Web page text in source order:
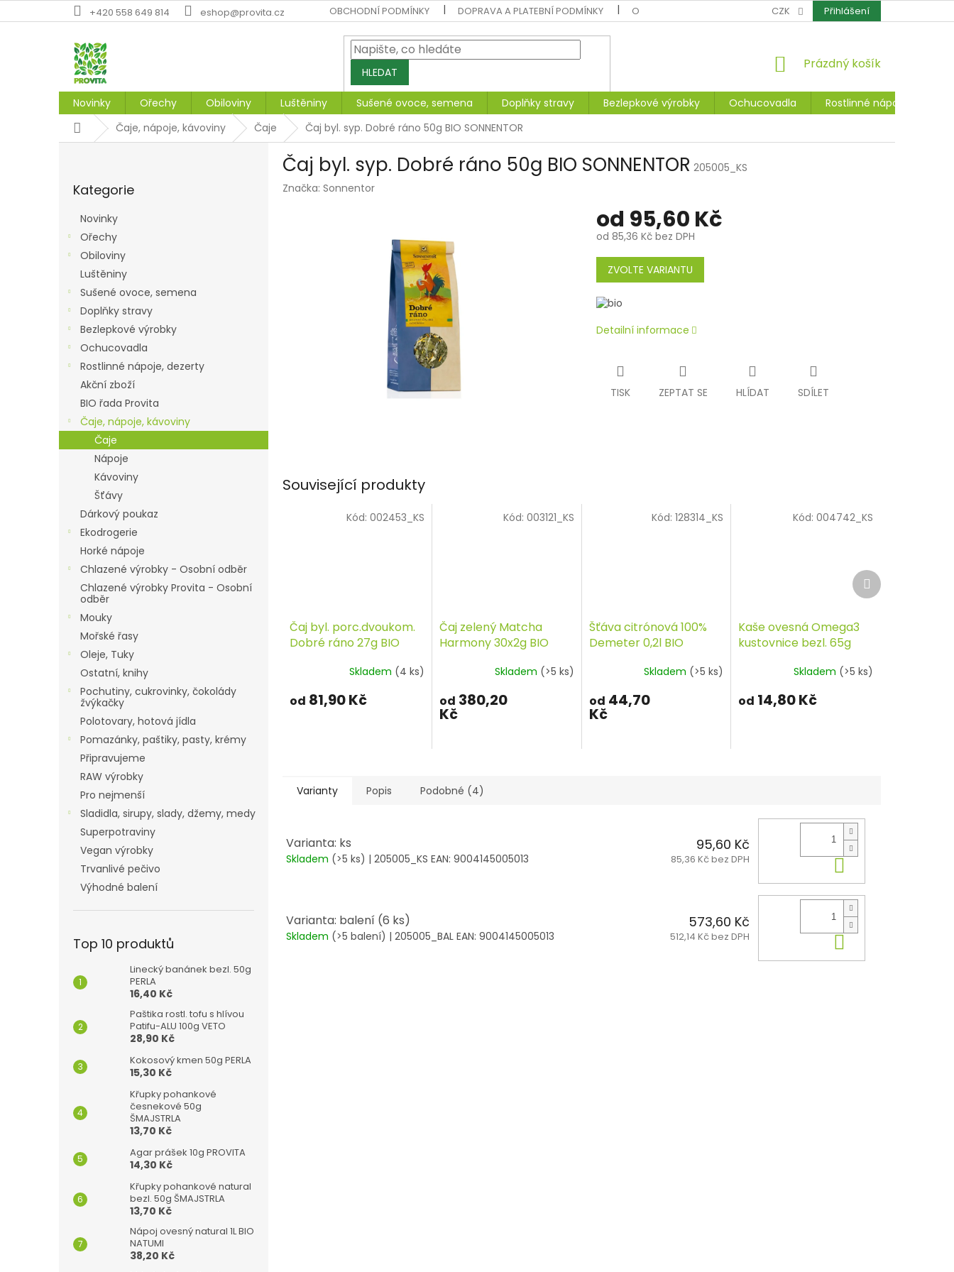
na
+420 558 649 814 eshop@provita.cz OBCHODNÍ PODMÍNKY DOPRAVA A PLATEBNÍ PODMÍNKY OCHRANA OSOBNÍCH ÚDAJŮ CERTIFIKÁTY
CZK Přihlášení
HLEDAT
NÁKUPNÍ
Prázdný košík
Novinky Ořechy Obiloviny Luštěniny Sušené ovoce, semena Doplňky stravy Bezlepkové výrobky Ochucovadla
Rostlinné nápoje, dezerty
DomůČaje, nápoje, kávoviny Čaje Čaj byl. syp. Dobré ráno 50g BIO SONNENTOR
kategorie
Kategorie
Novinky
Ořechy
Obiloviny
Luštěniny
Sušené ovoce, semena
Doplňky stravy
Bezlepkové výrobky
Ochucovadla
Rostlinné nápoje, dezerty
Akční zboží
BIO řada Provita
Čaje, nápoje, kávoviny
Čaje
Nápoje
Kávoviny
Šťávy
Dárkový poukaz
Ekodrogerie
Horké nápoje
Chlazené výrobky - Osobní odběr
Chlazené výrobky Provita - Osobní
odběr
Mouky
Mořské řasy
Oleje, Tuky
Ostatní, knihy
Pochutiny, cukrovinky, čokolády
žvýkačky
Polotovary, hotová jídla
Pomazánky, paštiky, pasty, krémy
Připravujeme
RAW výrobky
Pro nejmenší
Sladidla, sirupy, slady, džemy, medy
Superpotraviny
Vegan výrobky
Trvanlivé pečivo
Výhodné balení
Top 10 produktů
Linecký banánek bezl. 50g
PERLA
16,40 Kč
Paštika rostl. tofu s hlívou
Patifu-ALU 100g VETO
28,90 Kč
Kokosový kmen 50g PERLA
15,30 Kč
Křupky pohankové
česnekové 50g
ŠMAJSTRLA
13,70 Kč
Agar prášek 10g PROVITA
14,30 Kč
Křupky pohankové natural
bezl. 50g ŠMAJSTRLA
13,70 Kč
Nápoj ovesný natural 1L BIO
NATUMI
38,20 Kč
Čaj byl. syp. Dobré ráno 50g BIO SONNENTOR 205005_KS
Značka: Sonnentor
od 95,60 Kč
od 85,36 Kčbez DPH
Měrná
cena:
ZVOLTE VARIANTU
Detailní informace
TISK ZEPTAT SE HLÍDAT SDÍLET
Související produkty
Čaj byl. porc.dvoukom.
Dobré ráno 27g BIO
Skladem (4 ks)
od 81,90 Kč
Kód: 002453_KS
Čaj zelený Matcha
Harmony 30x2g BIO
Skladem (>5 ks)
od 380,20
Kč
Kód: 003121_KS
Šťáva citrónová 100%
Demeter 0,2l BIO
Skladem (>5 ks)
od 44,70
Kč
Kód:128314_KS
Kaše ovesná Omega3
kustovnice bezl. 65g
Skladem (>5 ks)
od 14,80 Kč
Kód: 004742_KS
Další
produkt
Varianty Popis Podobné (4)
Varianta: ks
Skladem (>5 ks) | 205005_KS EAN: 9004145005013
95,60 Kč
85,36 Kč bez DPH Do košíku
Varianta: balení (6 ks)
Skladem (>5 balení) | 205005_BAL EAN: 9004145005013
573,60 Kč
512,14 Kč bez DPH Do košíku